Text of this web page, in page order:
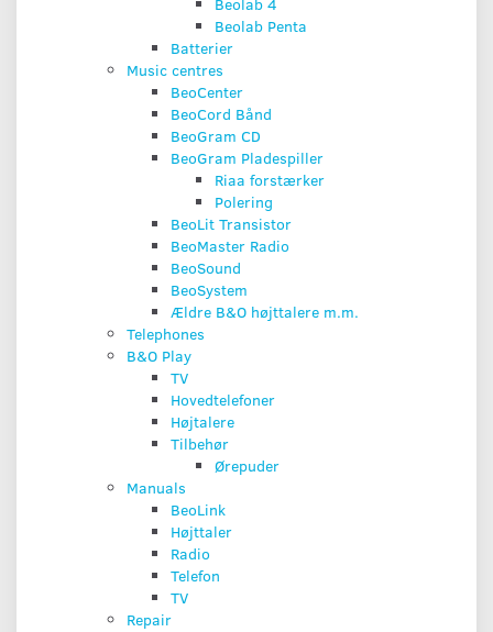
Beolab 4
Beolab Penta
Batterier
Music centres
BeoCenter
BeoCord Bånd
BeoGram CD
BeoGram Pladespiller
Riaa forstærker
Polering
BeoLit Transistor
BeoMaster Radio
BeoSound
BeoSystem
Ældre B&O højttalere m.m.
Telephones
B&O Play
TV
Hovedtelefoner
Højtalere
Tilbehør
Ørepuder
Manuals
BeoLink
Højttaler
Radio
Telefon
TV
Repair